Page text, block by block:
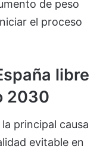
de peso
el proceso
libre
2030
principal causa
evitable en